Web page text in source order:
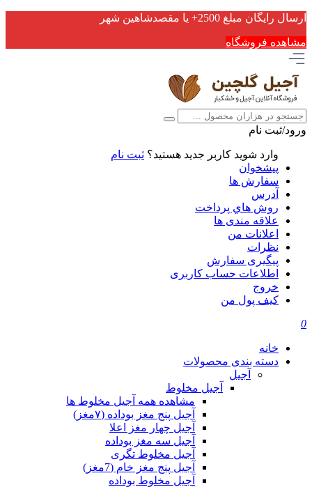
ارسال رایگان مبلغ 2500+ یا مقصدشاهین شهر
مشاهده فروشگاه
ورود/ثبت نام
وارد شوید کاربر جدید هستید؟ ثبت نام
پیشخوان
سفارش ها
آدرس
روش هاي پرداخت
علاقه مندی ها
اعلانات من
نظرات
پیگیری سفارش
اطلاعات حساب كاربری
خروج
کیف پول من
0
خانه
دسته بندی محصولات
آجیل
آجیل مخلوط
مشاهده همه آجیل مخلوط ها
آجیل پنج مغز بوداده (۷مغز)
آجیل چهار مغز اعلا
آجیل سه مغز بوداده
آجیل مخلوط تگری
آجیل پنج مغز خام (7مغز)
آجیل مخلوط بوداده